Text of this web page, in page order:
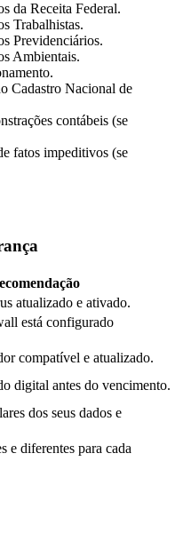
da Receita Federal.
Trabalhistas.
Previdenciários.
Ambientais.
Cadastro Nacional de
contábeis (se
fatos impeditivos (se
atualizado e ativado.
está configurado
compatível e atualizado.
digital antes do vencimento.
dos seus dados e
e diferentes para cada